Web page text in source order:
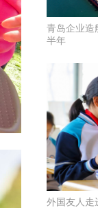
青岛企业造
半年
外国友人走